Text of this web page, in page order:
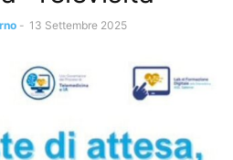
- 13 Settembre 2025